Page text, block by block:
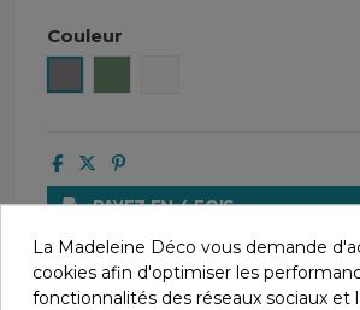
Couleur
PAYEZ EN 4 FOIS
LIVRAISONS
La Madeleine Déco vous demande
cookies afin d'optimiser les
fonctionnalités des réseaux sociaux et